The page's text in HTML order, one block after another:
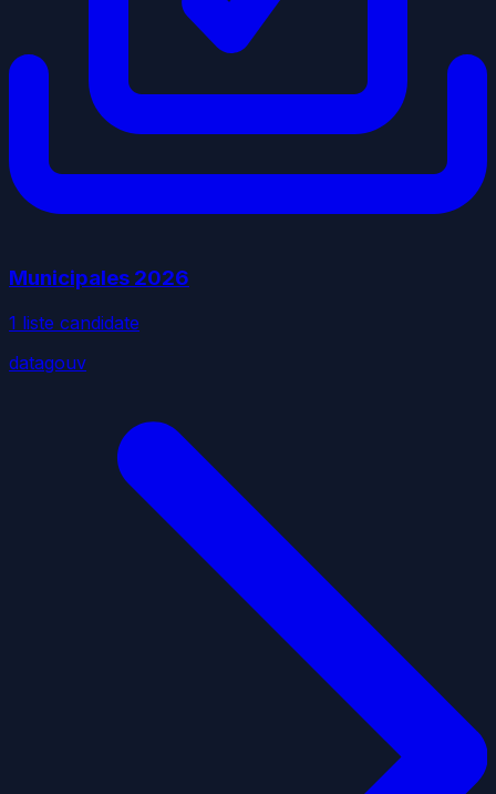
Municipales 2026
1 liste candidate
datagouv